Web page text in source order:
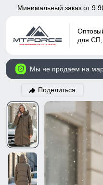
Минимальный заказ от 9
для СП,
Мы не продаем на
Поделиться